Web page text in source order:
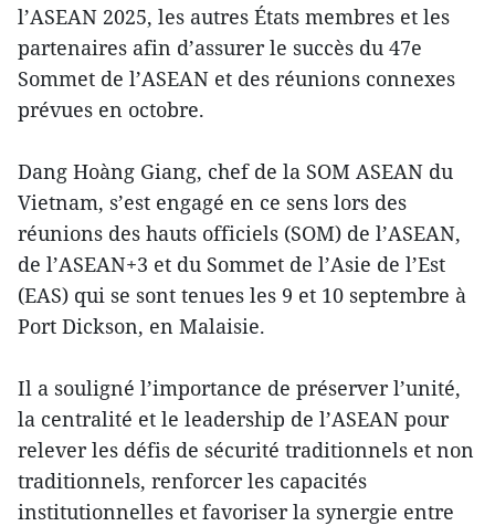
l’ASEAN 2025, les autres États membres et les
partenaires afin d’assurer le succès du 47e
Sommet de l’ASEAN et des réunions connexes
prévues en octobre.
Dang Hoàng Giang, chef de la SOM ASEAN du
Vietnam, s’est engagé en ce sens lors des
réunions des hauts officiels (SOM) de l’ASEAN,
de l’ASEAN+3 et du Sommet de l’Asie de l’Est
(EAS) qui se sont tenues les 9 et 10 septembre à
Port Dickson, en Malaisie.
Il a souligné l’importance de préserver l’unité,
la centralité et le leadership de l’ASEAN pour
relever les défis de sécurité traditionnels et non
traditionnels, renforcer les capacités
institutionnelles et favoriser la synergie entre